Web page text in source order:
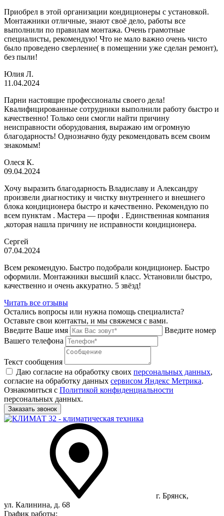
Приобрел в этой организации кондиционеры с установкой.
Монтажники отличные, знают своё дело, работы все
выполнили по правилам монтажа. Очень грамотные
специалисты, рекомендую! Что не мало важно очень чисто
было проведено сверление( в помещении уже сделан ремонт),
без пыли!
Юлия Л.
11.04.2024
Парни настоящие профессионалы своего дела!
Квалифицированные сотрудники выполнили работу быстро и
качественно! Только они смогли найти причину
неисправности оборудования, выражаю им огромную
благодарность! Однозначно буду рекомендовать всем своим
знакомым!
Олеся К.
09.04.2024
Хочу выразить благодарность Владиславу и Александру
произвели диагностику и чистку внутреннего и внешнего
блока кондиционера быстро и качественно. Рекомендую по
всем пунктам . Мастера — профи . Единственная компания
,которая нашла причину не исправности кондиционера.
Сергей
07.04.2024
Всем рекомендую. Быстро подобрали кондиционер. Быстро
оформили. Монтажники высший класс. Установили быстро,
качественно и очень аккуратно. 5 звёзд!
Читать все отзывы
Остались вопросы или нужна помощь специалиста?
Оставьте свои контакты, и мы свяжемся с вами.
Введите Ваше имя
Введите номер
Вашего телефона
Текст сообщения
Даю согласие на обработку своих персональных данных,
согласие на обработку данных сервисом Яндекс Метрика.
Ознакомиться с Политикой конфиденциальности
персональных данных.
г. Брянск,
ул. Калинина, д. 68
График работы: